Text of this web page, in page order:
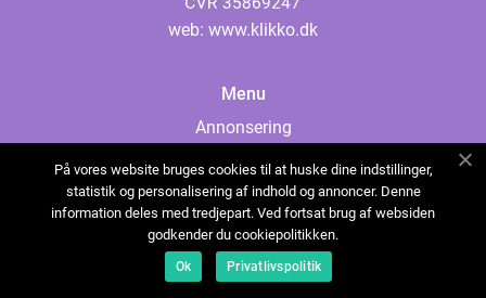
web: www.klikko.dk
Menu
Annonsering
Cookies
Kontakta oss
Sitemap
På vores website bruges cookies til at huske dine indstillinger,
statistik og personalisering af indhold og annoncer. Denne
information deles med tredjepart. Ved fortsat brug af websiden
godkender du cookiepolitikken.
Ok Privatlivspolitik